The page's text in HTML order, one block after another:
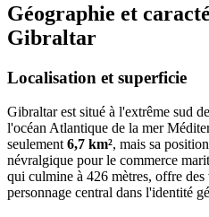
Géographie et
Gibraltar
Localisation et superficie
Gibraltar est situé à l'extrême sud
l'océan Atlantique de la mer
seulement6,7 km², mais sa
névralgique pour le commerce
qui culmine à 426 mètres, offre des
personnage central dans l'identité